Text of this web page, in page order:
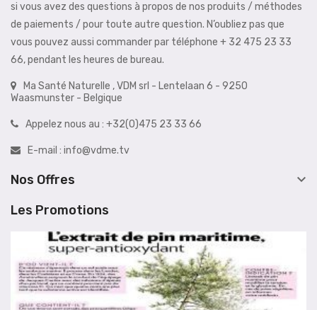
si vous avez des questions à propos de nos produits / méthodes
de paiements / pour toute autre question. N’oubliez pas que
vous pouvez aussi commander par téléphone + 32 475 23 33
66, pendant les heures de bureau.
Ma Santé Naturelle , VDM srl - Lentelaan 6 - 9250
Waasmunster - Belgique
Appelez nous au : +32(0)475 23 33 66
E-mail : info@vdme.tv
Nos Offres 
Les Promotions